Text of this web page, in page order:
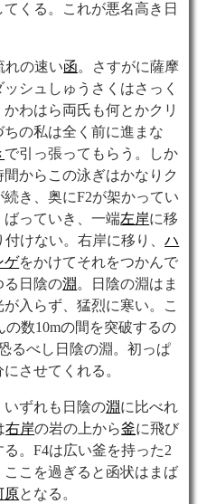
くる。これが悪名高き日
れの速い函。さすがに薩摩
シュしゅうさくはさっく
わはら両氏も何とかクリ
の私は全く前に進まな
で引っ張ってもらう。しか
からこの泳ぎはかなりク
き、奥にF2が架かってい
ばっていき、一端左岸に移
付けない。右岸に移り、ハ
ゲをかけてそれをつかんで
る日陰の淵 。日陰の淵はま
入らず、猛烈に寒い。こ
の数10mの間を突破するの
るべし日陰の淵。初っぱ
させてくれる。
いずれも日陰の淵に比べれ
右岸の岩の上から釜に飛び
る。F4は広い釜を持った2
ここを過ぎると函状はまば
原となる。